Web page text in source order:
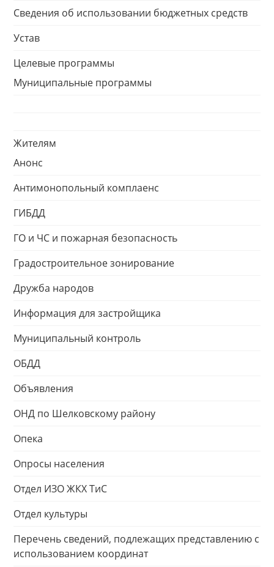
Сведения об использовании бюджетных средств
Устав
Целевые программы
Муниципальные программы
Жителям
Анонс
Антимонопольный комплаенс
ГИБДД
ГО и ЧС и пожарная безопасность
Градостроительное зонирование
Дружба народов
Информация для застройщика
Муниципальный контроль
ОБДД
Объявления
ОНД по Шелковскому району
Опека
Опросы населения
Отдел ИЗО ЖКХ ТиС
Отдел культуры
Перечень сведений, подлежащих представлению с
использованием координат